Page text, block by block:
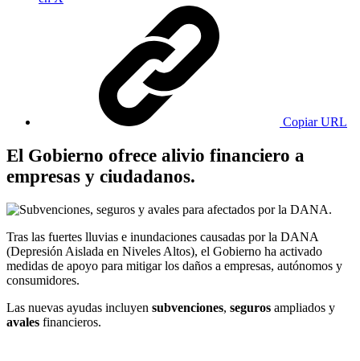
Copiar URL
El Gobierno ofrece alivio financiero a
empresas y ciudadanos.
Tras las fuertes lluvias e inundaciones causadas por la DANA
(Depresión Aislada en Niveles Altos), el Gobierno ha activado
medidas de apoyo para mitigar los daños a empresas, autónomos y
consumidores.
Las nuevas ayudas incluyen subvenciones, seguros ampliados y
avales financieros.